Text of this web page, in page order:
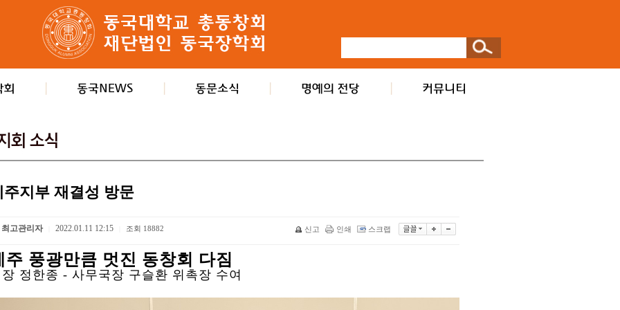
주지부 재결성 방문
최고관리자 2022.01.11 12:15 조회 18882 신고 인쇄 스크랩
주 풍광만큼 멋진 동창회 다짐
정한종 - 사무국장 구슬환 위촉장 수여